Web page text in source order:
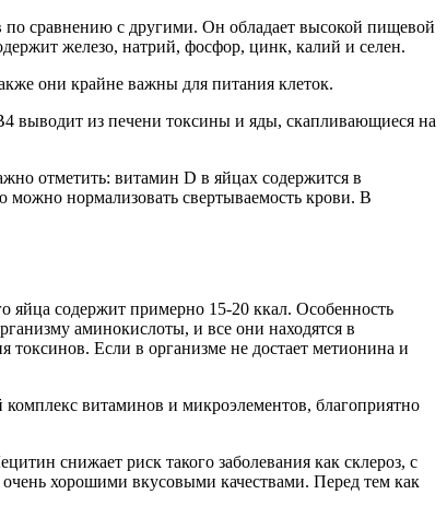
сравнению с другими. Он обладает высокой пищевой
железо, натрий, фосфор, цинк, калий и селен.
они крайне важны для питания клеток.
выводит из печени токсины и яды, скапливающиеся на
отметить: витамин D в яйцах содержится в
можно нормализовать свертываемость крови. В
содержит примерно 15-20 ккал. Особенность
аминокислоты, и все они находятся в
Если в организме не достает метионина и
витаминов и микроэлементов, благоприятно
снижает риск такого заболевания как склероз, с
хорошими вкусовыми качествами. Перед тем как